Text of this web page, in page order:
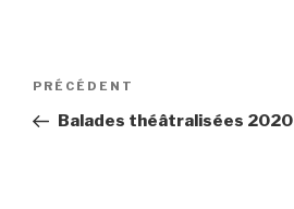
Navigation
l’article
Article
précédent
PRÉCÉDENT
Balades théâtralisées 2020